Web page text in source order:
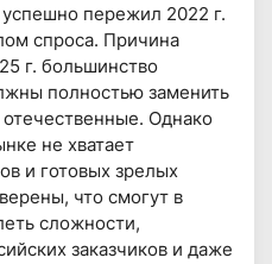
успешно пережил 2022 г.
спроса. Причина
г. большинство
полностью заменить
Однако
не хватает
и готовых зрелых
что смогут в
сложности,
заказчиков и даже